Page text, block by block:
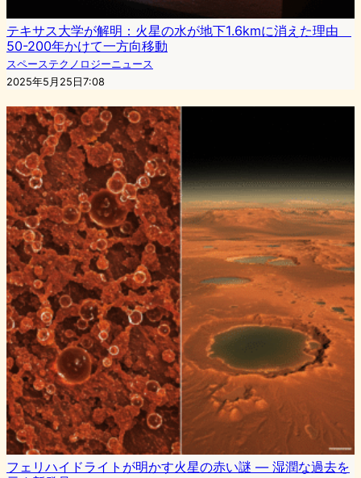
テキサス大学が解明：火星の水が地下1.6kmに消えた理由
50-200年かけて一方向移動
スペーステクノロジーニュース
2025年5月25日7:08
フェリハイドライトが明かす火星の赤い謎 — 湿潤な過去を